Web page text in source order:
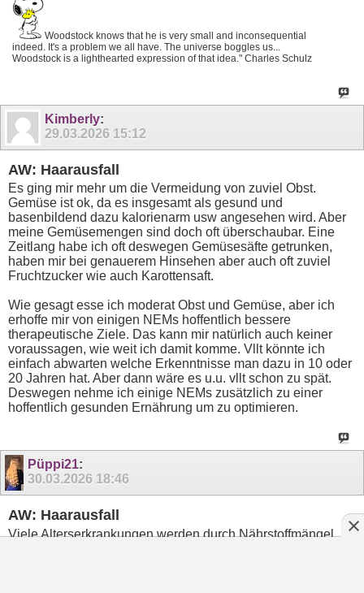
Woodstock knows that he is very small and inconsequential
indeed. It's a problem we all have. The universe boggles us...
Woodstock is a lighthearted expression of that idea." Charles Schulz
Kimberly:
29.03.2026 15:12
AW: Haarausfall
Es ging mir mehr um die Vermeidung von zuviel Obst.
Gemüse ist ok, da es insgesamt als gesund und
basenbildend dazu kalorienarm usw angesehen wird. Aber
meine Gemüsemengen sind doch oft überschaubar. Eine
Zeitlang habe ich oft deswegen Gemüsesäfte getrunken,
haben mir bei genauerem Hinsehen aber auch oft zuviel
Fruchtzucker wie auch Karottensaft.
Wie gesagt esse ich moderat Obst und Gemüse, aber ich
erhoffe mir von einigen NEMs hoffentlich bessere
therapeutische Ziele. Das kann mir natürlich auch keiner
voraussagen, wie weit ich damit komme. Vllt könnte ich
einfach abwarten welche Erkenntnisse man dazu in 10 oder
20 Jahren hat. Aber dann wäre es u.u. vllt schon zu spät.
Deswegen nehme ich einige NEMs zusätzlich zu einer
hoffentlich gesunden Ernährung um zu optimieren.
Püppi21:
30.03.2026 18:46
AW: Haarausfall
Viele Alterserkrankungen werden durch Nährstoffmängel